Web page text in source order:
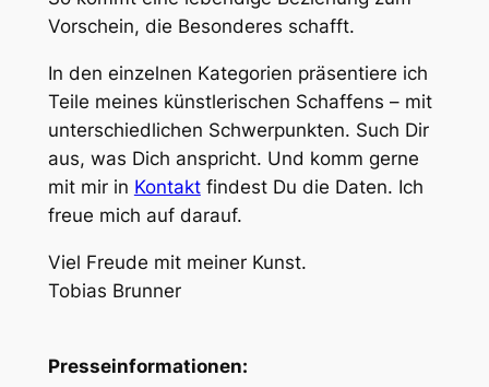
Vorschein, die Besonderes schafft.
In den einzelnen Kategorien präsentiere ich
Teile meines künstlerischen Schaffens – mit
unterschiedlichen Schwerpunkten. Such Dir
aus, was Dich anspricht. Und komm gerne
mit mir in Kontaktfindest Du die Daten. Ich
freue mich auf darauf.
Viel Freude mit meiner Kunst.
Tobias Brunner
Presseinformationen: